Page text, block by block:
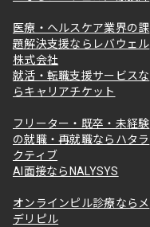
医療・ヘルスケア業界の課
題解決支援ならレバウェル
株式会社
就活・転職支援サービスな
らキャリアチケット
フリーター・既卒・未経験
の就職・再就職ならハタラ
クティブ
AI面接ならNALYSYS
オンラインピル診療ならメ
デリピル